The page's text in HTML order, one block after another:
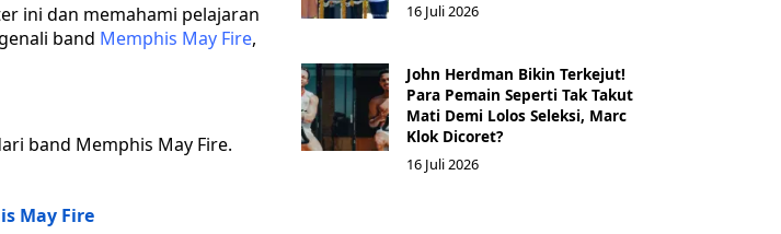
ini dan memahami pelajaran
band Memphis May Fire,
band Memphis May Fire.
May Fire
16 Juli 2026
John Herdman Bikin Terkejut!
Para Pemain Seperti Tak Takut
Mati Demi Lolos Seleksi, Marc
Klok Dicoret?
16 Juli 2026